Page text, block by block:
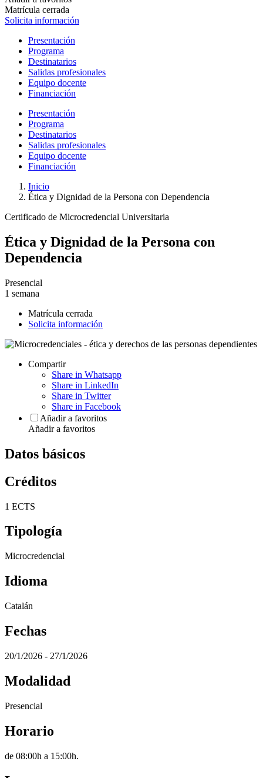
Matrícula cerrada
Solicita información
Presentación
Programa
Destinatarios
Salidas profesionales
Equipo docente
Financiación
Presentación
Programa
Destinatarios
Salidas profesionales
Equipo docente
Financiación
Inicio
Ética y Dignidad de la Persona con Dependencia
Certificado de Microcredencial Universitaria
Ética y Dignidad de la Persona con
Dependencia
Presencial
1 semana
Matrícula cerrada
Solicita información
Compartir
Share in Whatsapp
Share in LinkedIn
Share in Twitter
Share in Facebook
Añadir a favoritos
Añadir a favoritos
Datos básicos
Créditos
1 ECTS
Tipología
Microcredencial
Idioma
Catalán
Fechas
20/1/2026 - 27/1/2026
Modalidad
Presencial
Horario
de 08:00h a 15:00h.